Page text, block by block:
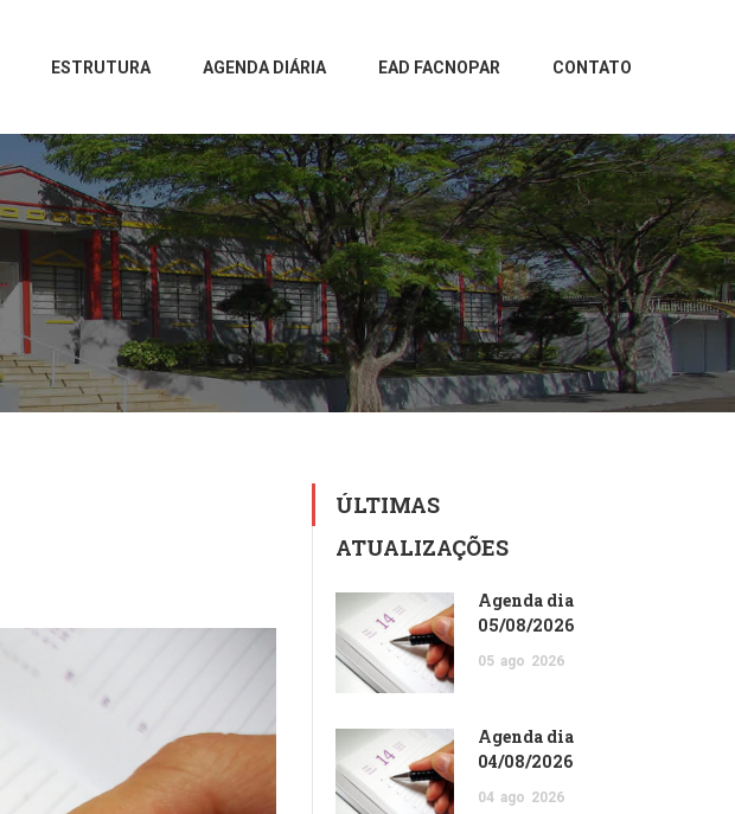
ESTRUTURA AGENDA DIÁRIA EAD FACNOPAR CONTATO
ÚLTIMAS
ATUALIZAÇÕES
Agenda dia
05/08/2026
05 ago 2026
Agenda dia
04/08/2026
04 ago 2026